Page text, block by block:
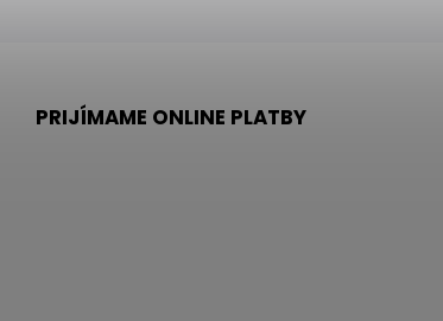
PRIJÍMAME ONLINE PLATBY